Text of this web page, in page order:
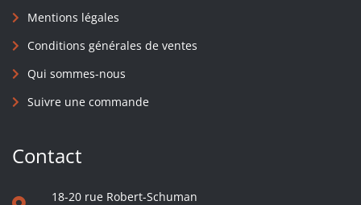
Mentions légales
Conditions générales de ventes
Qui sommes-nous
Suivre une commande
Contact
18-20 rue Robert-Schuman